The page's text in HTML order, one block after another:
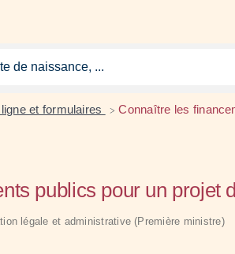
et formulaires > Connaître les
publics pour un
légale et administrative (Première ministre)